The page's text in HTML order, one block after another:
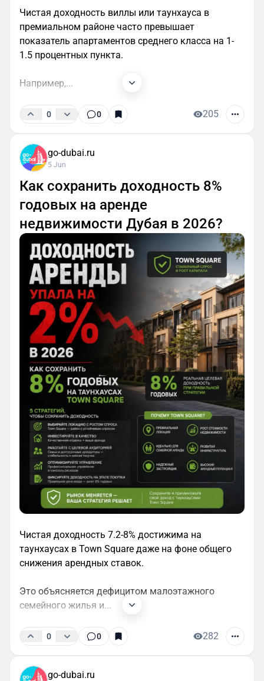
Чистая доходность виллы или таунхауса в
премиальном районе часто превышает
показатель апартаментов среднего класса на 1-
1.5 процентных пункта.
Например,...
0 0 205
go-dubai.ru
5 Jun
Как сохранить доходность 8%
годовых на аренде
недвижимости Дубая в 2026?
Чистая доходность 7.2-8% достижима на
таунхаусах в Town Square даже на фоне общего
снижения арендных ставок.
Это объясняется дефицитом малоэтажного
семейного жилья и...
0 0 282
go-dubai.ru